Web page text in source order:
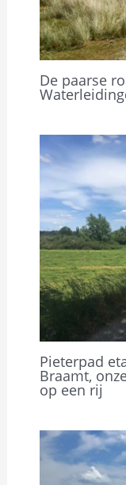
De paarse
Pieterpad
Braamt,
op een rij